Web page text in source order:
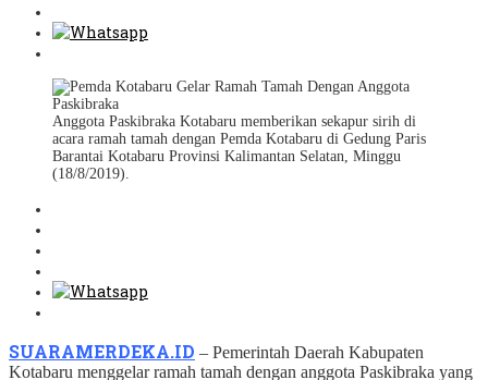
Anggota Paskibraka Kotabaru memberikan sekapur sirih di
acara ramah tamah dengan Pemda Kotabaru di Gedung Paris
Barantai Kotabaru Provinsi Kalimantan Selatan, Minggu
(18/8/2019).
SUARAMERDEKA.ID – Pemerintah Daerah Kabupaten
Kotabaru menggelar ramah tamah dengan anggota Paskibraka yang